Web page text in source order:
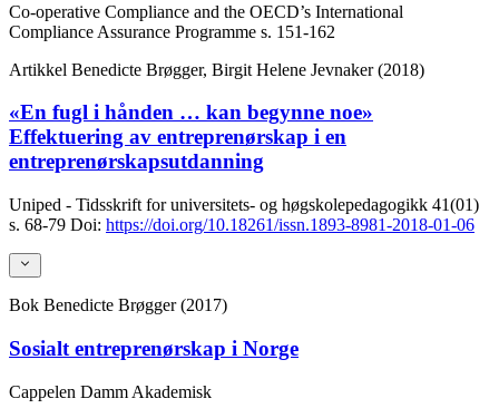
Co-operative Compliance and the OECD’s International
Compliance Assurance Programme s. 151-162
Artikkel Benedicte Brøgger, Birgit Helene Jevnaker (2018)
«En fugl i hånden … kan begynne noe»
Effektuering av entreprenørskap i en
entreprenørskapsutdanning
Uniped - Tidsskrift for universitets- og høgskolepedagogikk 41(01)
s. 68-79 Doi: https://doi.org/10.18261/issn.1893-8981-2018-01-06
Bok Benedicte Brøgger (2017)
Sosialt entreprenørskap i Norge
Cappelen Damm Akademisk